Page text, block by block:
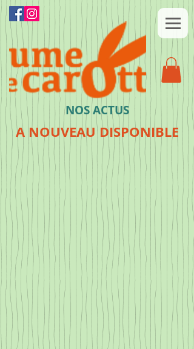
NOS ACTUS
A NOUVEAU DISPONIBLE